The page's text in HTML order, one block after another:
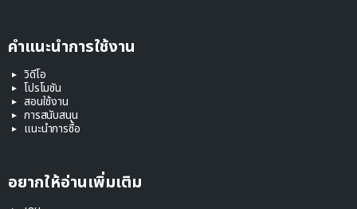
คำแนะนำการใช้งาน
วิดีโอ
โปรโมชัน
สอนใช้งาน
การสนับสนุน
แนะนำการซื้อ
อยากให้อ่านเพิ่มเติม